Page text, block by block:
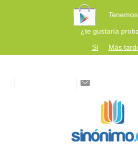
Tenemos
¿te gustaría
Sí
Más